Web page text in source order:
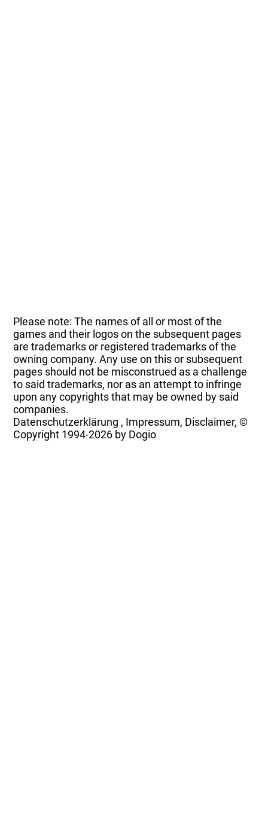
Please note: The names of all or most of the
games and their logos on the subsequent pages
are trademarks or registered trademarks of the
owning company. Any use on this or subsequent
pages should not be misconstrued as a challenge
to said trademarks, nor as an attempt to infringe
upon any copyrights that may be owned by said
companies.
Datenschutzerklärung , Impressum, Disclaimer, ©
Copyright 1994-2026 by Dogio